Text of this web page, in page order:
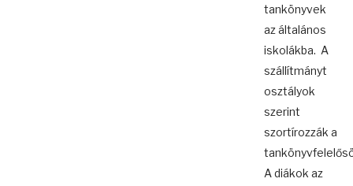
tankönyvek
az általános
iskolákba. A
szállítmányt
osztályok
szerint
szortírozzák a
A diákok az